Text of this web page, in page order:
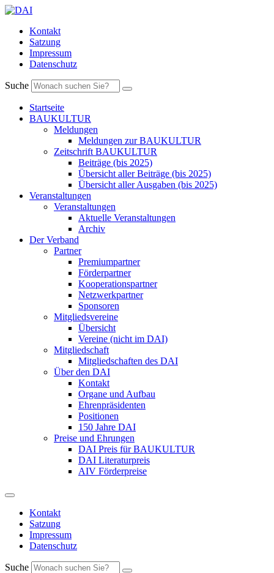
Kontakt
Satzung
Impressum
Datenschutz
Suche
Startseite
BAUKULTUR
Meldungen
Meldungen zur BAUKULTUR
Zeitschrift BAUKULTUR
Beiträge (bis 2025)
Übersicht aller Beiträge (bis 2025)
Übersicht aller Ausgaben (bis 2025)
Veranstaltungen
Veranstaltungen
Aktuelle Veranstaltungen
Archiv
Der Verband
Partner
Premiumpartner
Förderpartner
Kooperationspartner
Netzwerkpartner
Sponsoren
Mitgliedsvereine
Übersicht
Vereine (nicht im DAI)
Mitgliedschaft
Mitgliedschaften des DAI
Über den DAI
Kontakt
Organe und Aufbau
Ehrenpräsidenten
Positionen
150 Jahre DAI
Preise und Ehrungen
DAI Preis für BAUKULTUR
DAI Literaturpreis
AIV Förderpreise
Kontakt
Satzung
Impressum
Datenschutz
Suche